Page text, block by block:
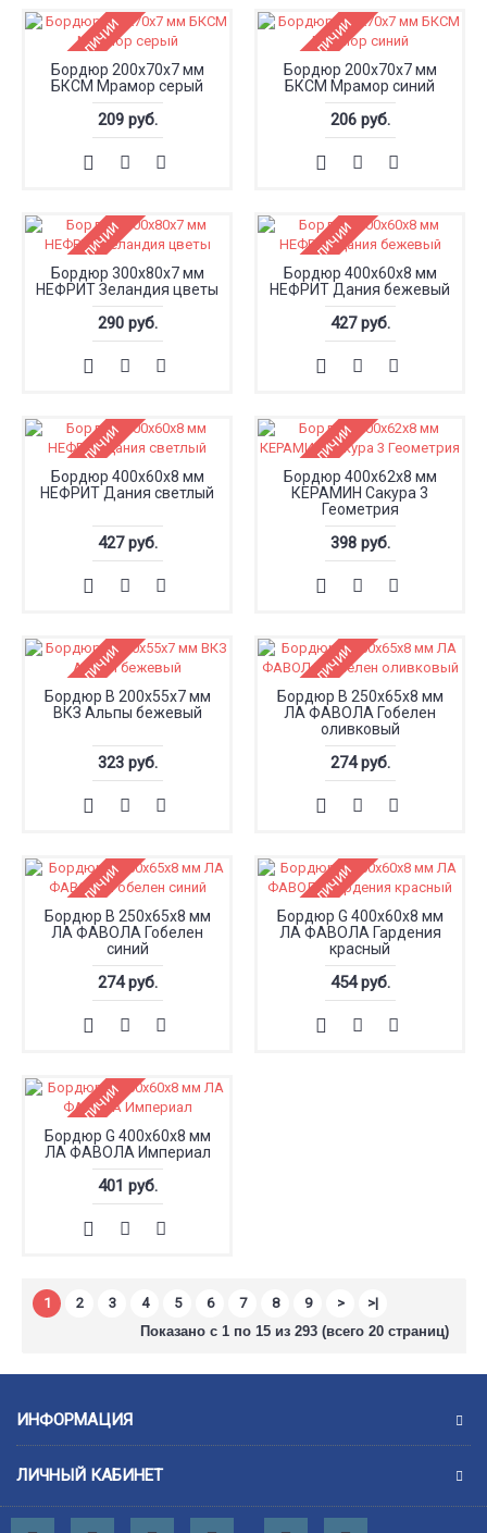
Нет в наличии
Бордюр 200x70x7 мм
БКСМ Мрамор серый
209 руб.
Нет в наличии
Бордюр 200x70x7 мм
БКСМ Мрамор синий
206 руб.
Нет в наличии
Бордюр 300x80x7 мм
НЕФРИТ Зеландия цветы
290 руб.
Нет в наличии
Бордюр 400x60x8 мм
НЕФРИТ Дания бежевый
427 руб.
Нет в наличии
Бордюр 400x60x8 мм
НЕФРИТ Дания светлый
427 руб.
Нет в наличии
Бордюр 400x62x8 мм
КЕРАМИН Сакура 3
Геометрия
398 руб.
Нет в наличии
Бордюр B 200x55x7 мм
ВКЗ Альпы бежевый
323 руб.
Нет в наличии
Бордюр B 250x65x8 мм
ЛА ФАВОЛА Гобелен
оливковый
274 руб.
Нет в наличии
Бордюр B 250x65x8 мм
ЛА ФАВОЛА Гобелен
синий
274 руб.
Нет в наличии
Бордюр G 400x60x8 мм
ЛА ФАВОЛА Гардения
красный
454 руб.
Нет в наличии
Бордюр G 400x60x8 мм
ЛА ФАВОЛА Империал
401 руб.
1 2 3 4 5 6 7 8 9 >
>|
Показано с 1 по 15 из 293 (всего 20 страниц)
ИНФОРМАЦИЯ
ЛИЧНЫЙ КАБИНЕТ